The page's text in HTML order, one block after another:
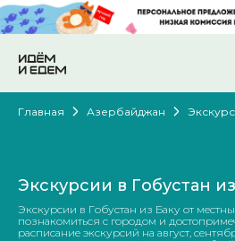
Главная Азербайджан
Экскурсии в Гобустан
Экскурсии в Гобустан из Баку от
познакомиться с городом и
расписание экскурсий на август,